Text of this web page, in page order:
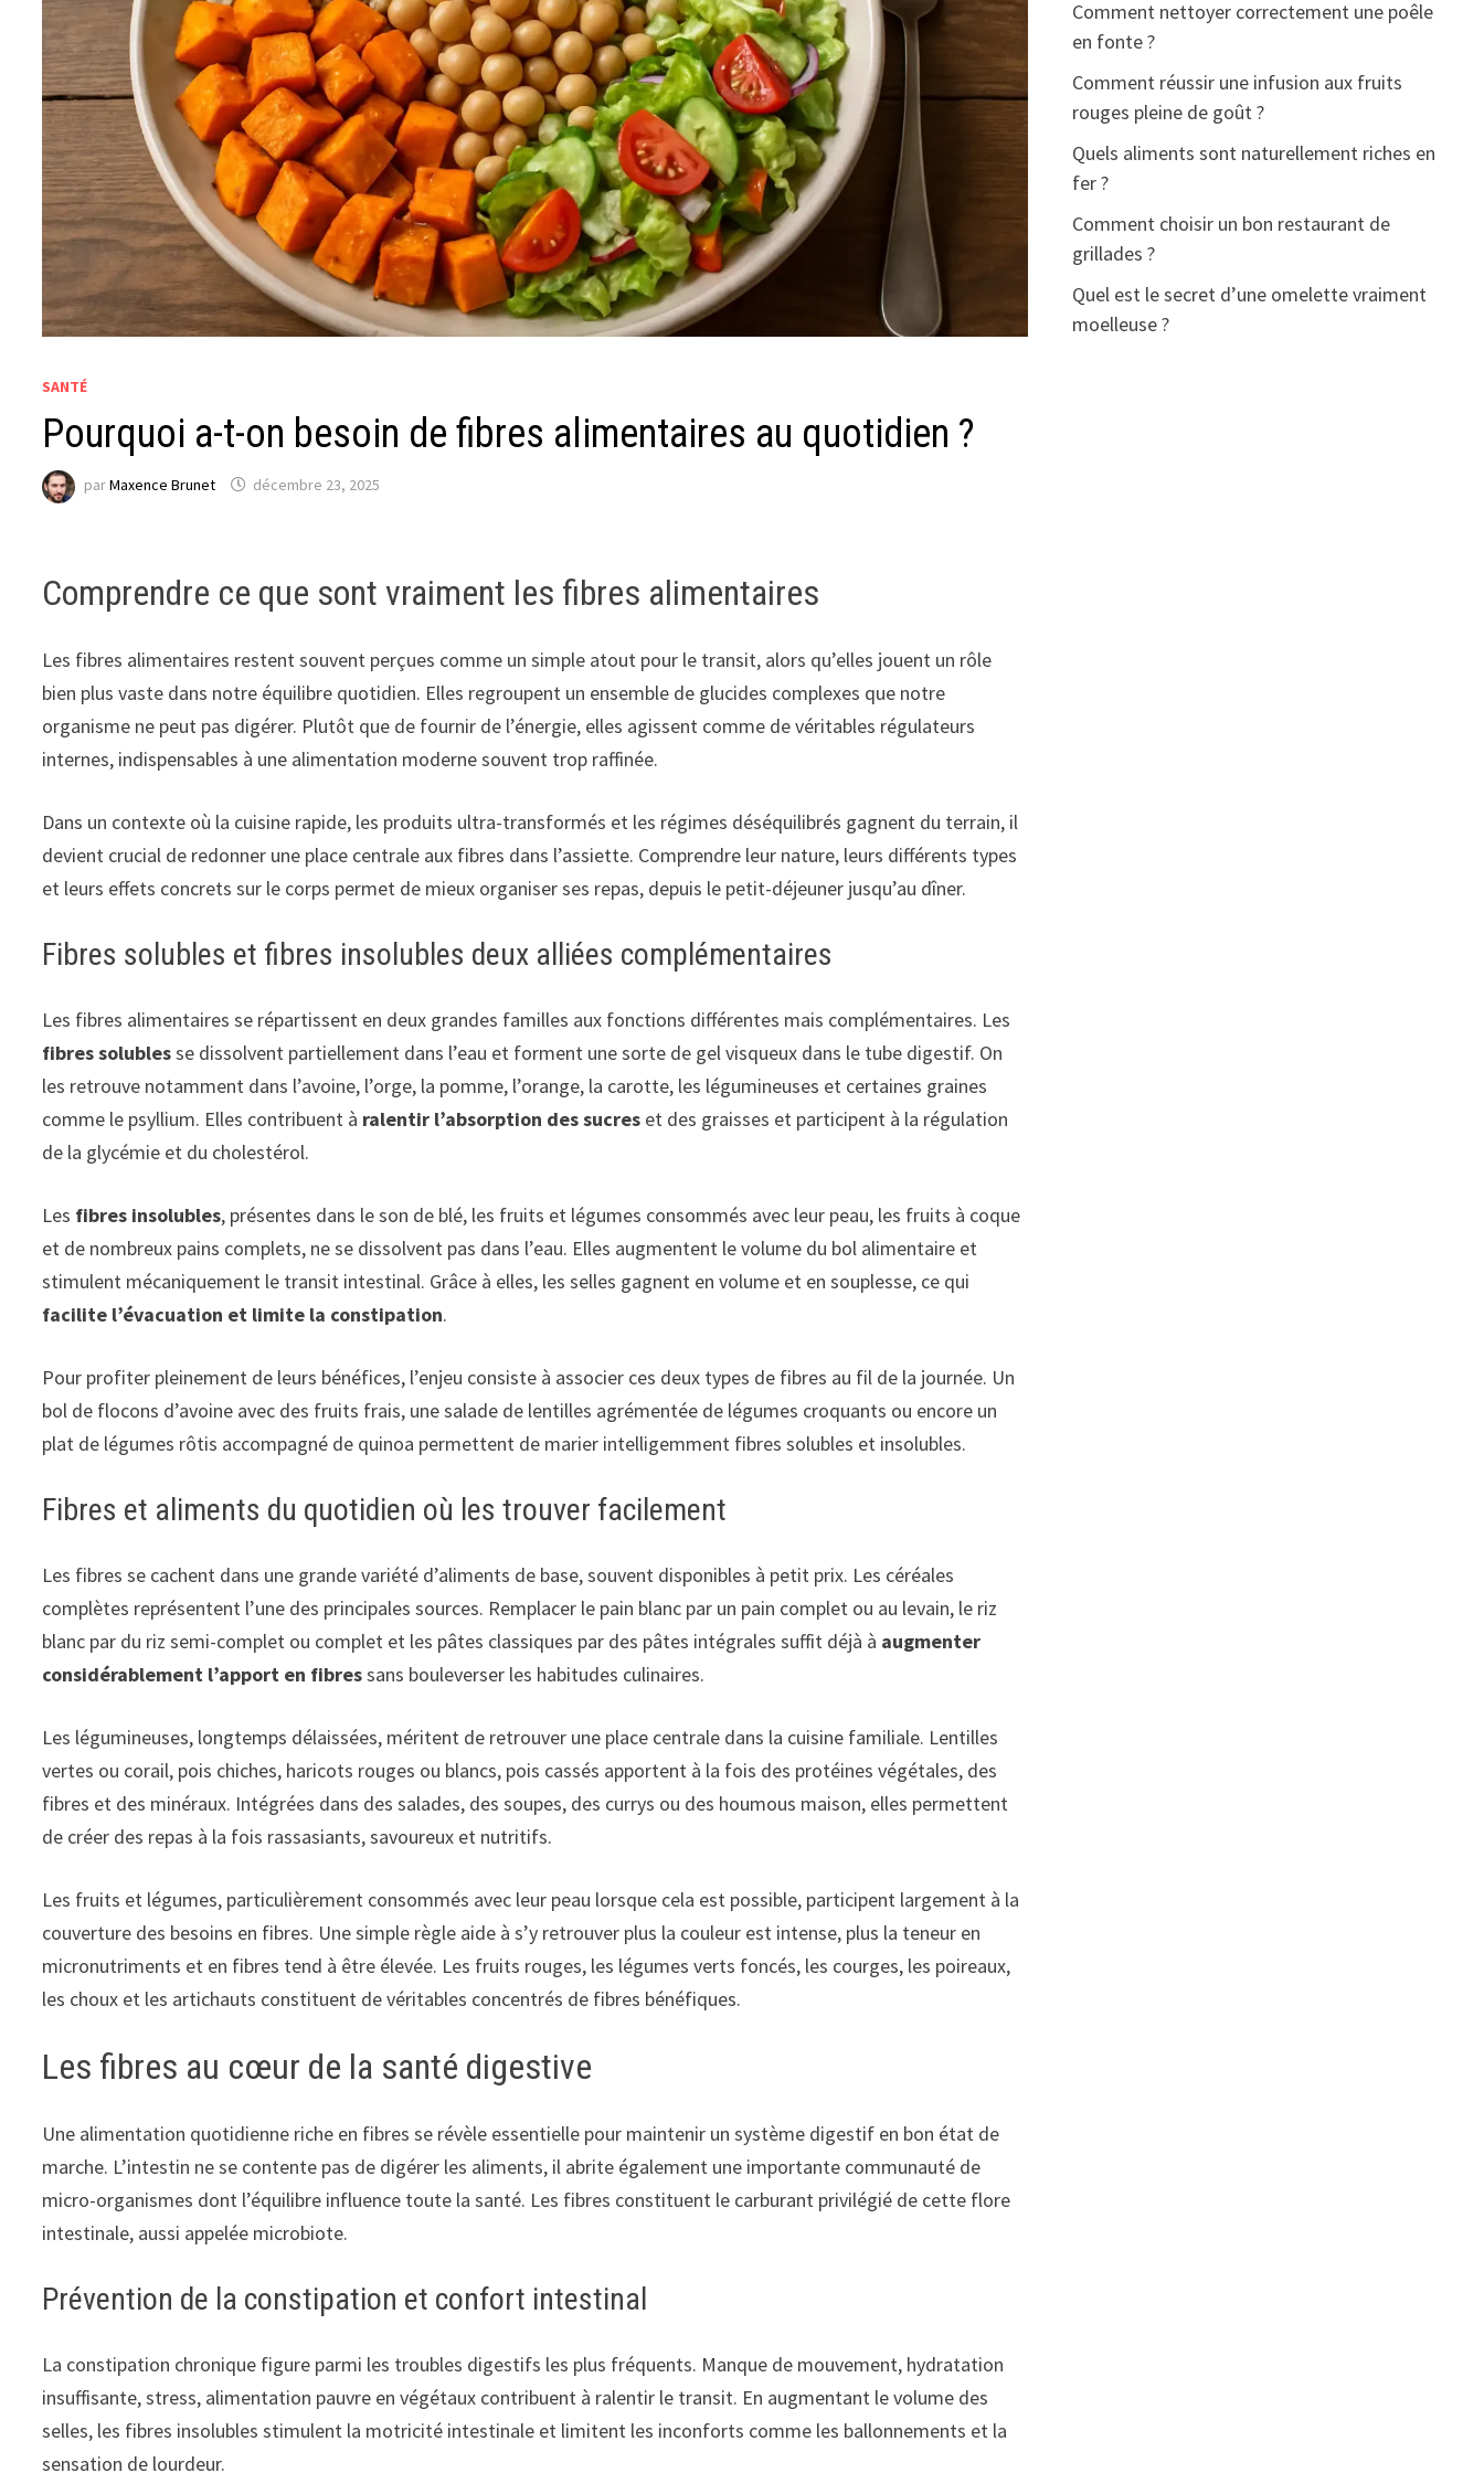
SANTÉ
Pourquoi a-t-on besoin de fibres alimentaires au quotidien ?
parMaxence Brunet décembre 23, 2025
Comprendre ce que sont vraiment les fibres alimentaires
Les fibres alimentaires restent souvent perçues comme un simple atout pour le transit, alors qu’elles jouent un rôle
bien plus vaste dans notre équilibre quotidien. Elles regroupent un ensemble de glucides complexes que notre
organisme ne peut pas digérer. Plutôt que de fournir de l’énergie, elles agissent comme de véritables régulateurs
internes, indispensables à une alimentation moderne souvent trop raffinée.
Dans un contexte où la cuisine rapide, les produits ultra-transformés et les régimes déséquilibrés gagnent du terrain, il
devient crucial de redonner une place centrale aux fibres dans l’assiette. Comprendre leur nature, leurs différents types
et leurs effets concrets sur le corps permet de mieux organiser ses repas, depuis le petit-déjeuner jusqu’au dîner.
Fibres solubles et fibres insolubles deux alliées complémentaires
Les fibres alimentaires se répartissent en deux grandes familles aux fonctions différentes mais complémentaires. Les
fibres solublesse dissolvent partiellement dans l’eau et forment une sorte de gel visqueux dans le tube digestif. On
les retrouve notamment dans l’avoine, l’orge, la pomme, l’orange, la carotte, les légumineuses et certaines graines
comme le psyllium. Elles contribuent à ralentir l’absorption des sucres et des graisses et participent à la régulation
de la glycémie et du cholestérol.
Les fibres insolubles, présentes dans le son de blé, les fruits et légumes consommés avec leur peau, les fruits à coque
et de nombreux pains complets, ne se dissolvent pas dans l’eau. Elles augmentent le volume du bol alimentaire et
stimulent mécaniquement le transit intestinal. Grâce à elles, les selles gagnent en volume et en souplesse, ce qui
facilite l’évacuation et limite la constipation.
Pour profiter pleinement de leurs bénéfices, l’enjeu consiste à associer ces deux types de fibres au fil de la journée. Un
bol de flocons d’avoine avec des fruits frais, une salade de lentilles agrémentée de légumes croquants ou encore un
plat de légumes rôtis accompagné de quinoa permettent de marier intelligemment fibres solubles et insolubles.
Fibres et aliments du quotidien où les trouver facilement
Les fibres se cachent dans une grande variété d’aliments de base, souvent disponibles à petit prix. Les céréales
complètes représentent l’une des principales sources. Remplacer le pain blanc par un pain complet ou au levain, le riz
blanc par du riz semi-complet ou complet et les pâtes classiques par des pâtes intégrales suffit déjà à augmenter
considérablement l’apport en fibressans bouleverser les habitudes culinaires.
Les légumineuses, longtemps délaissées, méritent de retrouver une place centrale dans la cuisine familiale. Lentilles
vertes ou corail, pois chiches, haricots rouges ou blancs, pois cassés apportent à la fois des protéines végétales, des
fibres et des minéraux. Intégrées dans des salades, des soupes, des currys ou des houmous maison, elles permettent
de créer des repas à la fois rassasiants, savoureux et nutritifs.
Les fruits et légumes, particulièrement consommés avec leur peau lorsque cela est possible, participent largement à la
couverture des besoins en fibres. Une simple règle aide à s’y retrouver plus la couleur est intense, plus la teneur en
micronutriments et en fibres tend à être élevée. Les fruits rouges, les légumes verts foncés, les courges, les poireaux,
les choux et les artichauts constituent de véritables concentrés de fibres bénéfiques.
Les fibres au cœur de la santé digestive
Une alimentation quotidienne riche en fibres se révèle essentielle pour maintenir un système digestif en bon état de
marche. L’intestin ne se contente pas de digérer les aliments, il abrite également une importante communauté de
micro-organismes dont l’équilibre influence toute la santé. Les fibres constituent le carburant privilégié de cette flore
intestinale, aussi appelée microbiote.
Prévention de la constipation et confort intestinal
La constipation chronique figure parmi les troubles digestifs les plus fréquents. Manque de mouvement, hydratation
insuffisante, stress, alimentation pauvre en végétaux contribuent à ralentir le transit. En augmentant le volume des
selles, les fibres insolubles stimulent la motricité intestinale et limitent les inconforts comme les ballonnements et la
sensation de lourdeur.
Comment nettoyer correctement une poêle
en fonte ?
Comment réussir une infusion aux fruits
rouges pleine de goût ?
Quels aliments sont naturellement riches en
fer ?
Comment choisir un bon restaurant de
grillades ?
Quel est le secret d’une omelette vraiment
moelleuse ?